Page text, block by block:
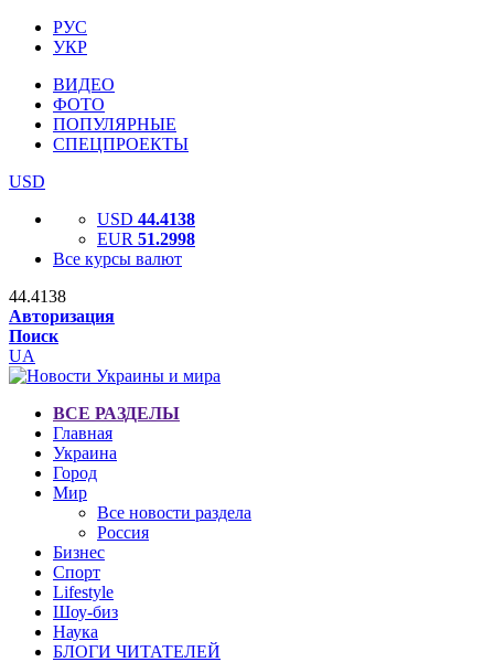
РУС
УКР
ВИДЕО
ФОТО
ПОПУЛЯРНЫЕ
СПЕЦПРОЕКТЫ
USD
USD 44.4138
EUR 51.2998
Все курсы валют
44.4138
Авторизация
Поиск
UA
ВСЕ РАЗДЕЛЫ
Главная
Украина
Город
Мир
Все новости раздела
Россия
Бизнес
Спорт
Lifestyle
Шоу-биз
Наука
БЛОГИ ЧИТАТЕЛЕЙ